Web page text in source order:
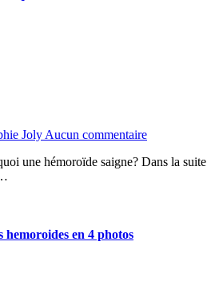
Joly Aucun commentaire
en 4 photos